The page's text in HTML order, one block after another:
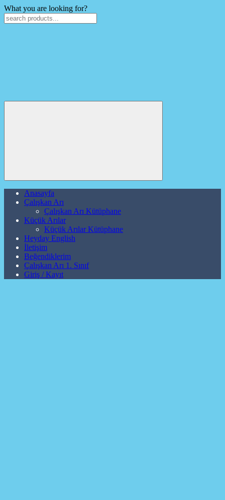
What you are looking for?
Anasayfa
Çalışkan Arı
Çalışkan Arı Kütüphane
Küçük Arılar
Küçük Arılar Kütüphane
Heyday English
İletişim
Beğendiklerim
Çalışkan Arı 1. Sınıf
Giriş / Kayıt